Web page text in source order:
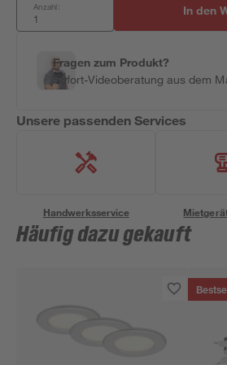
Anzahl: In den
Fragen zum Produkt?
Sofort-Videoberatung aus dem
Unsere passenden Services
Handwerksservice
Häufig dazu gekauft